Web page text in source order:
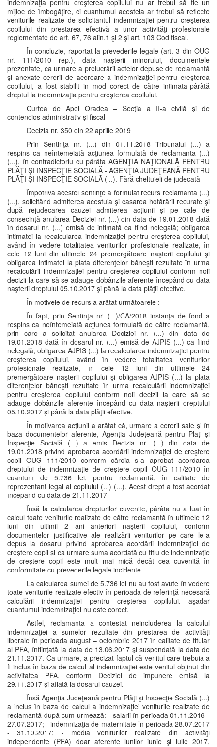
indemnizaţia pentru creşterea copilului nu ar trebui să fie un
mijloc de îmbogăţire, ci cuantumul acesteia ar trebui să reflecte
veniturile realizate de solicitantul indemnizaţiei pentru creşterea
copilului din prestarea efectivă a unor activităţi profesionale
reglementate de art. 67, 76 alin.1 şi 2 şi art. 103 Cod fiscal.
În concluzie, raportat la prevederile legale (art. 3 din OUG
nr. 111/2010 rep.), data naşterii minorului, documentele
prezentate, ca urmare a prelucrării actelor depuse de reclamantă
şi anexate cererii de acordare a indemnizaţiei pentru creşterea
copilului, a fost stabilit in mod corect de către intimata-pârâtă
dreptul la indemnizaţia pentru creşterea copilului.
Curtea de Apel Oradea – Secţia a II-a civilă şi de
contencios administrativ şi fiscal
Decizia nr. 350 din 22 aprilie 2019
Prin Sentinţa nr. (...) din 01.11.2018 Tribunalul (...) a
respins ca neîntemeiată acţiunea formulată de reclamanta (...)
(...), în contradictoriu cu pârâta AGENŢIA NAŢIONALĂ PENTRU
PLĂŢI ŞI INSPECŢIE SOCIALĂ - AGENŢIA JUDEŢEANĂ PENTRU
PLĂŢI ŞI INSPECŢIE SOCIALĂ (...). Fără cheltuieli de judecată.
Împotriva acestei sentinţe a formulat recurs reclamanta (...)
(...), solicitând admiterea acestuia şi casarea hotărârii recurate şi
după rejudecarea cauzei admiterea acţiunii şi pe cale de
consecinţă anularea Deciziei nr. (...) din data de 19.01.2018 dată
în dosarul nr. (...) emisă de intimată ca fiind nelegală; obligarea
intimatei la recalcularea indemnizaţiei pentru creşterea copilului,
având în vedere totalitatea veniturilor profesionale realizate, în
cele 12 luni din ultimele 24 premergătoare naşterii copilului şi
obligarea intimatei la plata diferenţelor băneşti rezultate în urma
recalculării indemnizaţiei pentru creşterea copilului conform noii
decizii la care să se adauge dobânzile aferente începând cu data
naşterii dreptului 05.10.2017 şi până la data plăţii efective.
În motivele de recurs a arătat următoarele :
În fapt, prin Sentinţa nr. (...)/CA/2018 instanţa de fond a
respins ca neîntemeiată acţiunea formulată de către reclamantă,
prin care a solicitat anularea Deciziei nr. (...) din data de
19.01.2018 dată în dosarul nr. (...) emisă de AJPIS (...) ca fiind
nelegală, obligarea AJPIS (...) la recalcularea indemnizaţiei pentru
creşterea copilului, având în vedere totalitatea veniturilor
profesionale realizate, în cele 12 luni din ultimele 24
premergătoare naşterii copilului şi obligarea AJPIS (...) la plata
diferenţelor băneşti rezultate în urma recalculării indemnizaţiei
pentru creşterea copilului conform noii decizii la care să se
adauge dobânzile aferente începând cu data naşterii dreptului
05.10.2017 şi până la data plăţii efective.
În motivarea acţiunii a arătat că, urmare a cererii sale şi în
baza documentelor aferente, Agenţia Judeţeană pentru Plaţi şi
Inspecţie Socială (...) a emis Decizia nr. (...) din data de
19.01.2018 privind aprobarea acordării indemnizaţiei de creştere
copil OUG 111/2010 conform căreia s-a aprobat acordarea
dreptului de indemnizaţie de creştere copil OUG 111/2010 în
cuantum de 5.736 lei, pentru reclamantă, în calitate de
reprezentant legal al copilului (...) (...). Acest drept a fost acordat
începând cu data de 21.11.2017.
Însă la calcularea drepturilor cuvenite, pârâta nu a luat în
calcul toate veniturile realizate de către reclamantă în ultimele 12
luni din ultimii 2 ani anteriori naşterii copilului, conform
documentelor justificative ale realizării veniturilor pe care le-a
depus la dosarul privind aprobarea acordării indemnizaţiei de
creştere copil şi ca urmare suma acordată cu titlu de indemnizaţie
de creştere copil este mult mai mică decât cea cuvenită în
conformitate cu prevederile legale incidente.
La calcularea sumei de 5.736 lei nu au fost avute în vedere
toate veniturile realizate efectiv în perioada de referinţă necesară
calculării indemnizaţiei pentru creşterea copilului, aşadar
cuantumul indemnizaţiei nu este corect.
Astfel, reclamanta a contestat neincluderea la calculul
indemnizaţiei a sumelor rezultate din prestarea de activităţi
liberale în perioada august – octombrie 2017 în calitate de titular
al PFA, înfiinţată la data de 13.06.2017 şi suspendată la data de
21.11.2017. Ca urmare, a precizat faptul că venitul care trebuia a
fi inclus în baza de calcul al indemnizaţiei este venitul obţinut din
activitatea PFA, conform Deciziei de impunere emisă la
29.11.2017 şi aflată la dosarul cauzei.
Însă Agenţia Judeţeană pentru Plăţi şi Inspecţie Socială (...)
a inclus în baza de calcul a indemnizaţiei veniturile realizate de
reclamantă după cum urmează: - salarii în perioada 01.11.2016 -
27.07.2017; - indemnizaţia de maternitate în perioada 28.07.2017
- 31.10.2017; - media veniturilor realizate din activităţi
independente (PFA) doar aferente lunilor iunie şi iulie 2017,